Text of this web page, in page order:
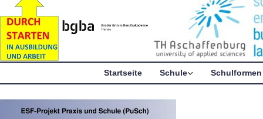
Startseite Schule Schulformen